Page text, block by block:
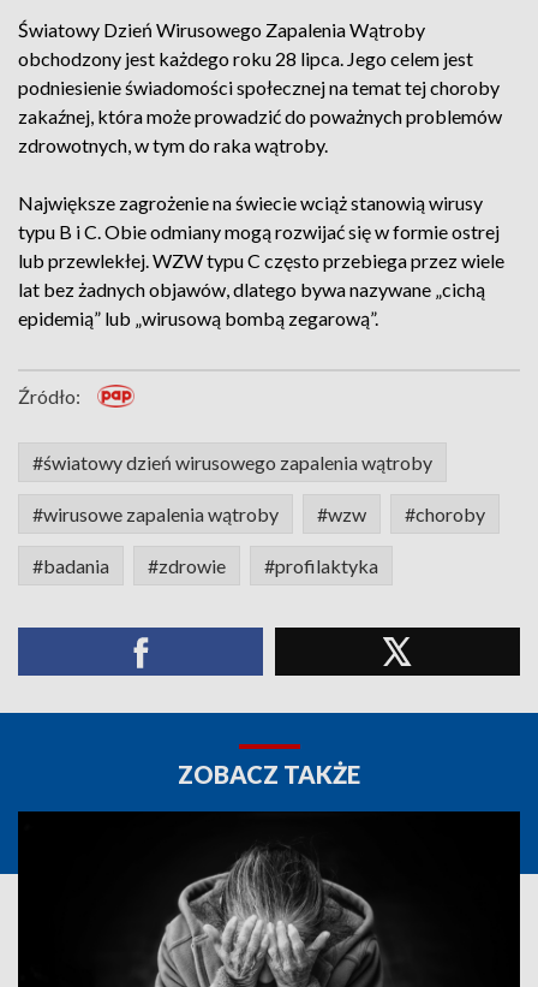
Światowy Dzień Wirusowego Zapalenia Wątroby
obchodzony jest każdego roku 28 lipca. Jego celem jest
podniesienie świadomości społecznej na temat tej choroby
zakaźnej, która może prowadzić do poważnych problemów
zdrowotnych, w tym do raka wątroby.
Największe zagrożenie na świecie wciąż stanowią wirusy
typu B i C. Obie odmiany mogą rozwijać się w formie ostrej
lub przewlekłej. WZW typu C często przebiega przez wiele
lat bez żadnych objawów, dlatego bywa nazywane „cichą
epidemią” lub „wirusową bombą zegarową”.
Źródło:
#światowy dzień wirusowego zapalenia wątroby
#wirusowe zapalenia wątroby #wzw #choroby
#badania #zdrowie #profilaktyka
ZOBACZ TAKŻE